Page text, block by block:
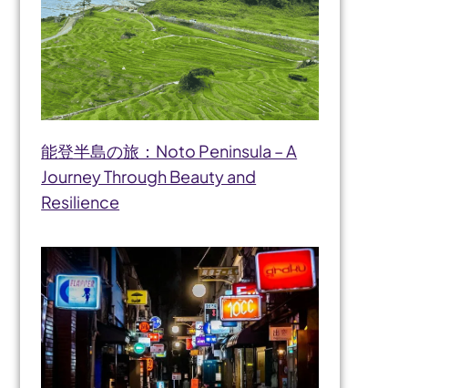
能登半島の旅：Noto Peninsula – A
Journey Through Beauty and
Resilience